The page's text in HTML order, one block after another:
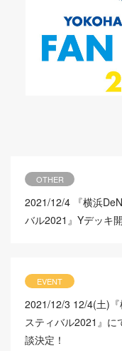
OTHER
2021/12/4 『横浜
バル2021』Yデッキ
EVENT
2021/12/3 12/4(土)
スティバル2021』
談決定！